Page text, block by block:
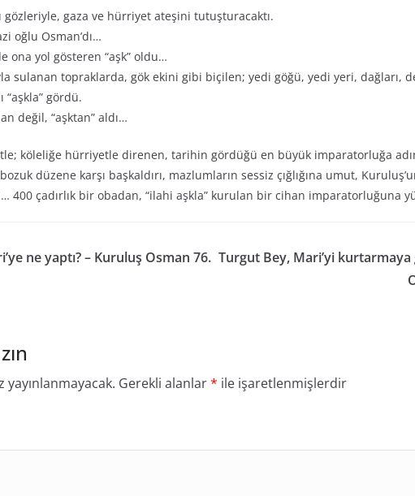
gözleriyle, gaza ve hürriyet ateşini tutuşturacaktı.
oğlu Osman’dı…
ona yol gösteren “aşk” oldu…
sulanan topraklarda, gök ekini gibi biçilen; yedi göğü, yedi yeri, dağları,
“aşkla” gördü.
değil, “aşktan” aldı…
köleliğe hürriyetle direnen, tarihin gördüğü en büyük imparatorluğa
düzene karşı başkaldırı, mazlumların sessiz çığlığına umut,
400 çadırlık bir obadan, “ilahi aşkla” kurulan bir cihan imparatorluğuna
ne yaptı? – Kuruluş Osman 76. Turgut Bey, Mari’yi
yayınlanmayacak. Gerekli alanlar* ile işaretlenmişlerdir